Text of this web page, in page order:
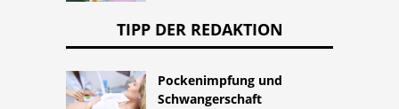
TIPP DER REDAKTION
Pockenimpfung und
Schwangerschaft